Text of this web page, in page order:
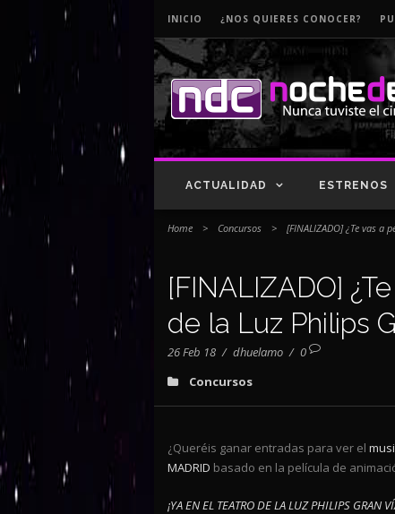
INICIO ¿NOS QUIERES CONOCER?
ACTUALIDAD ESTRENOS
Home > Concursos > [FINALIZADO] ¿Te vas a
[FINALIZADO]
de la Luz Philips
26 Feb 18 / dhuelamo / 0
Concursos
¿Queréis ganar entradas para ver el
MADRID basado en la película de
¡YA EN EL TEATRO DE LA LUZ PHILIPS GRAN